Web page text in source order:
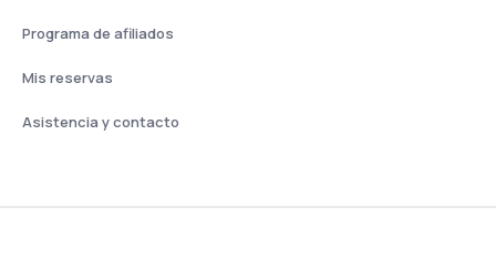
Programa de afiliados
Mis reservas
Asistencia y contacto